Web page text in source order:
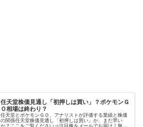
任天堂株価見通し「初押しは買い」？ポケモンＧ
Ｏ相場は終わり？
任天堂とポケモンＧＯ、アナリストが評価する業績と株価
の関係任天堂株価見通し「初押しは買い」か、まだ早い
か？ここをご覧ください⇒注目株をメールでお届け！無料